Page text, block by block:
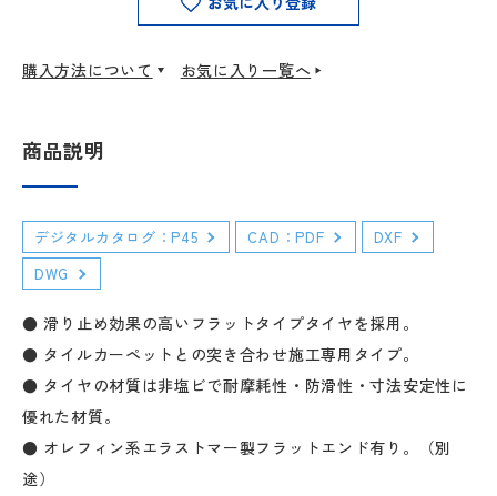
購入方法について お気に入り一覧へ
商品説明
デジタルカタログ：P45 CAD：PDF
DXF
DWG
● 滑り止め効果の高いフラットタイプタイヤを採用。
● タイルカーペットとの突き合わせ施工専用タイプ。
● タイヤの材質は非塩ビで耐摩耗性・防滑性・寸法安定性に
優れた材質。
● オレフィン系エラストマー製フラットエンド有り。（別
途）